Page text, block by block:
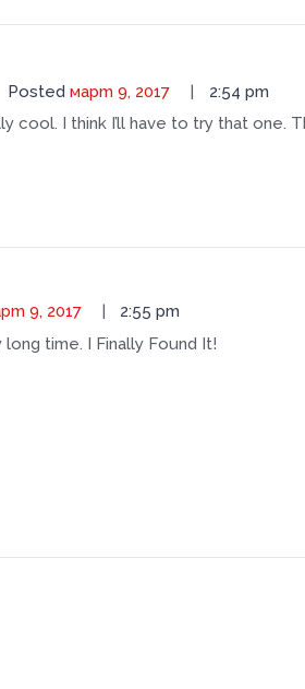
Posted март 9, 2017
2:54 pm
cool. I think I’ll have to try that one.
9, 2017
2:55 pm
time. I Finally Found It!